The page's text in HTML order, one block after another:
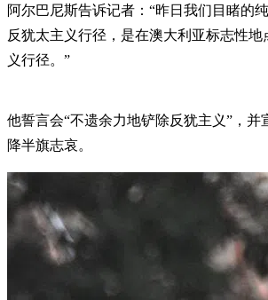
阿尔巴尼斯告诉记者：“昨日我们目睹的
反犹太主义行径，是在澳大利亚标志性地
义行径。”
他誓言会“不遗余力地铲除反犹主义”，并
降半旗志哀。